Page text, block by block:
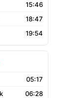
15:46
18:47
19:54
05:17
06:28